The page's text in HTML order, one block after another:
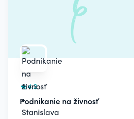
4.2
Podnikanie na živnosť